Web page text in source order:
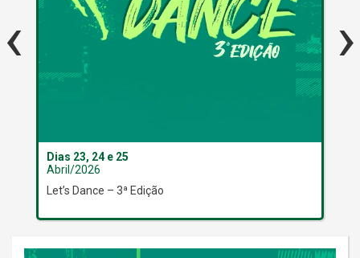
Dias 23, 24 e 25
Abril/2026
Let’s Dance – 3ª Edição
‹ ›